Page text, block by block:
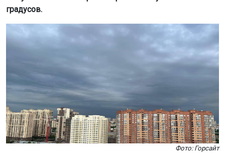
градусов.
Фото: Горсайт